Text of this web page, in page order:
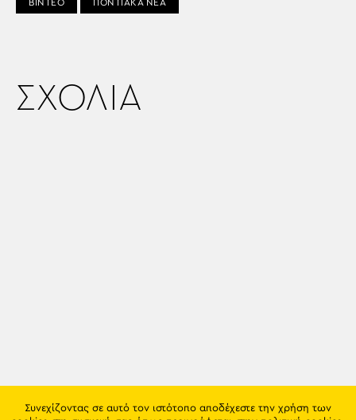
ΒΙΝΤΕΟ ΠΟΝΤΙΑΚΑ ΝΕΑ
ΣΧΟΛΙΑ
Συνεχίζοντας σε αυτό τον ιστότοπο αποδέχεστε την χρήση των